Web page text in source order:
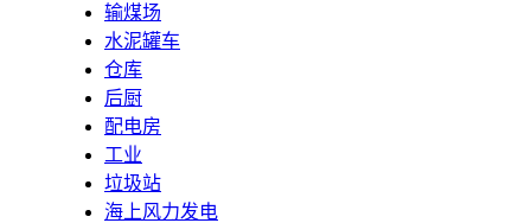
输煤场
水泥罐车
仓库
后厨
配电房
工业
垃圾站
海上风力发电